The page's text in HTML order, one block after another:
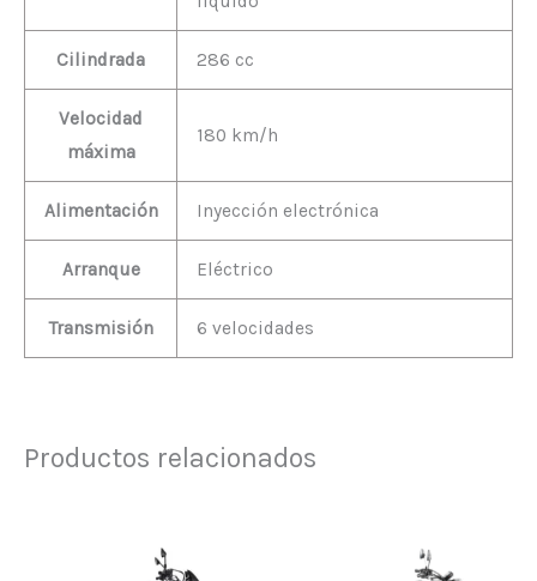
Cilindrada 286 cc
Velocidad
máxima
180 km/h
Alimentación Inyección electrónica
Arranque Eléctrico
Transmisión 6 velocidades
Productos relacionados